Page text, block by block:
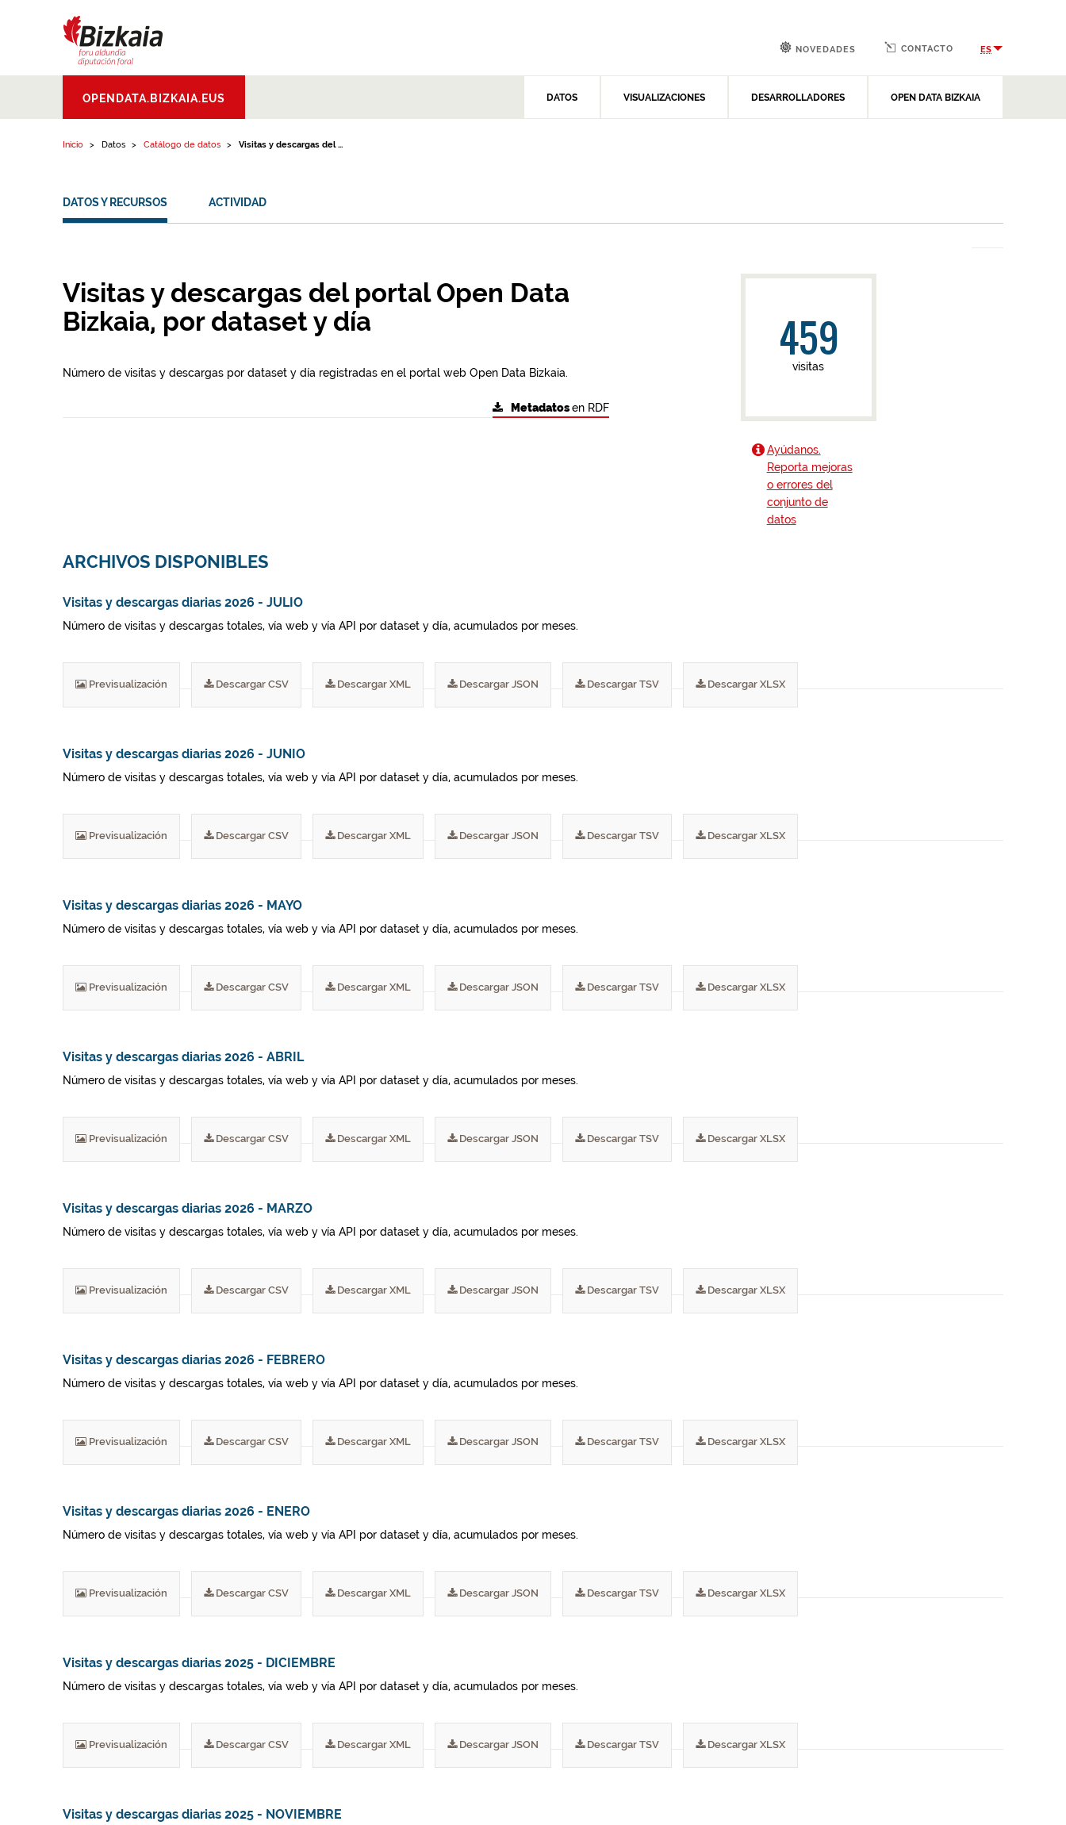
Aldundia.Diputacion
Foral de Bizkaia
OPENDATA.BIZKAIA.EUS DATOS VISUALIZACIONES DESARROLLADORES OPEN DATA BIZKAIA
NOVEDADES CONTACTO ES
Inicio Datos Catálogo de datos Visitas y descargas del ...
DATOS Y RECURSOS ACTIVIDAD
Visitas y descargas del portal Open Data
Bizkaia, por dataset y día
Número de visitas y descargas por dataset y día registradas en el portal web Open Data Bizkaia.
Metadatosen RDF
459
visitas
Ayúdanos.
Reporta mejoras
o errores del
conjunto de
datos
ARCHIVOS DISPONIBLES
Visitas y descargas diarias 2026 - JULIO
Número de visitas y descargas totales, vía web y vía API por dataset y día, acumulados por meses.
Previsualización Descargar CSV Descargar XML Descargar JSON Descargar TSV Descargar XLSX
Visitas y descargas diarias 2026 - JUNIO
Número de visitas y descargas totales, vía web y vía API por dataset y día, acumulados por meses.
Previsualización Descargar CSV Descargar XML Descargar JSON Descargar TSV Descargar XLSX
Visitas y descargas diarias 2026 - MAYO
Número de visitas y descargas totales, vía web y vía API por dataset y día, acumulados por meses.
Previsualización Descargar CSV Descargar XML Descargar JSON Descargar TSV Descargar XLSX
Visitas y descargas diarias 2026 - ABRIL
Número de visitas y descargas totales, vía web y vía API por dataset y día, acumulados por meses.
Previsualización Descargar CSV Descargar XML Descargar JSON Descargar TSV Descargar XLSX
Visitas y descargas diarias 2026 - MARZO
Número de visitas y descargas totales, vía web y vía API por dataset y día, acumulados por meses.
Previsualización Descargar CSV Descargar XML Descargar JSON Descargar TSV Descargar XLSX
Visitas y descargas diarias 2026 - FEBRERO
Número de visitas y descargas totales, vía web y vía API por dataset y día, acumulados por meses.
Previsualización Descargar CSV Descargar XML Descargar JSON Descargar TSV Descargar XLSX
Visitas y descargas diarias 2026 - ENERO
Número de visitas y descargas totales, vía web y vía API por dataset y día, acumulados por meses.
Previsualización Descargar CSV Descargar XML Descargar JSON Descargar TSV Descargar XLSX
Visitas y descargas diarias 2025 - DICIEMBRE
Número de visitas y descargas totales, vía web y vía API por dataset y día, acumulados por meses.
Previsualización Descargar CSV Descargar XML Descargar JSON Descargar TSV Descargar XLSX
Visitas y descargas diarias 2025 - NOVIEMBRE